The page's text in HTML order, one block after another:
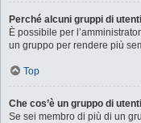
Perché alcuni gruppi di
È possibile per
un gruppo per rendere più
Top
Che cos’è un gruppo di
Se sei membro di più di un